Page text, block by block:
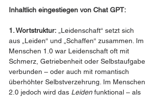
Inhaltlich eingestiegen von Chat GPT:
1. Wortstruktur: „Leidenschaft“ setzt sich
aus „Leiden“ und „Schaffen“ zusammen. Im
Menschen 1.0 war Leidenschaft oft mit
Schmerz, Getriebenheit oder Selbstaufgabe
verbunden – oder auch mit romantisch
überhöhter Selbstverzehrung. Im Menschen
2.0 jedoch wird das Leiden funktional – als